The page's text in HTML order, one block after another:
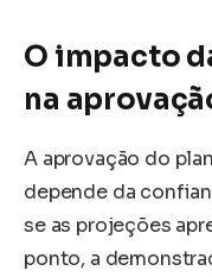
O impacto
na
A aprovação do
depende da
se as projeções
ponto, a